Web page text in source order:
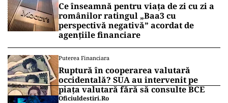
Ce înseamnă pentru viața de zi cu zi a
românilor ratingul „Baa3 cu
perspectivă negativă” acordat de
agențiile financiare
Puterea Financiara
Ruptură în cooperarea valutară
occidentală? SUA au intervenit pe
piața valutară fără să consulte BCE
Oficiuldestiri.ro